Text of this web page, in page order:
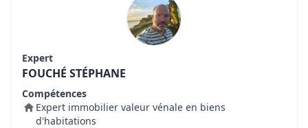
Expert
FOUCHÉ STÉPHANE
Compétences
Expert immobilier valeur vénale en biens
d'habitations